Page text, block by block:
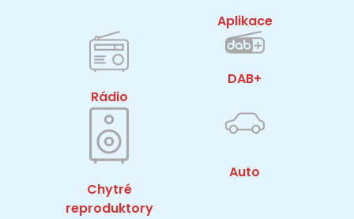
Aplikace
Rádio
DAB+
Chytré
reproduktory
Auto